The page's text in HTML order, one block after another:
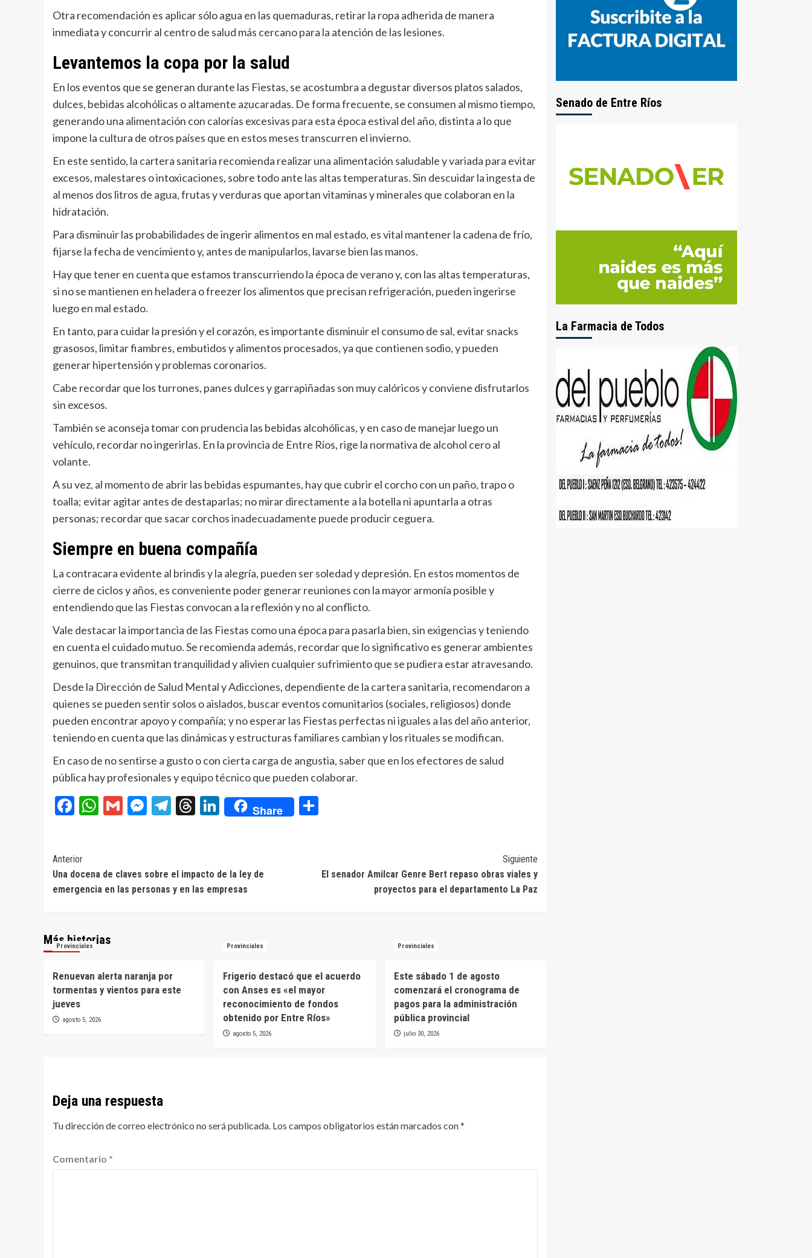
Otra recomendación es aplicar sólo agua en las quemaduras, retirar la ropa adherida de manera
inmediata y concurrir al centro de salud más cercano para la atención de las lesiones.
Levantemos la copa por la salud
En los eventos que se generan durante las Fiestas, se acostumbra a degustar diversos platos salados,
dulces, bebidas alcohólicas o altamente azucaradas. De forma frecuente, se consumen al mismo tiempo,
generando una alimentación con calorías excesivas para esta época estival del año, distinta a lo que
impone la cultura de otros países que en estos meses transcurren el invierno.
En este sentido, la cartera sanitaria recomienda realizar una alimentación saludable y variada para evitar
excesos, malestares o intoxicaciones, sobre todo ante las altas temperaturas. Sin descuidar la ingesta de
al menos dos litros de agua, frutas y verduras que aportan vitaminas y minerales que colaboran en la
hidratación.
Para disminuir las probabilidades de ingerir alimentos en mal estado, es vital mantener la cadena de frío,
fijarse la fecha de vencimiento y, antes de manipularlos, lavarse bien las manos.
Hay que tener en cuenta que estamos transcurriendo la época de verano y, con las altas temperaturas,
si no se mantienen en heladera o freezer los alimentos que precisan refrigeración, pueden ingerirse
luego en mal estado.
En tanto, para cuidar la presión y el corazón, es importante disminuir el consumo de sal, evitar snacks
grasosos, limitar fiambres, embutidos y alimentos procesados, ya que contienen sodio, y pueden
generar hipertensión y problemas coronarios.
Cabe recordar que los turrones, panes dulces y garrapiñadas son muy calóricos y conviene disfrutarlos
sin excesos.
También se aconseja tomar con prudencia las bebidas alcohólicas, y en caso de manejar luego un
vehículo, recordar no ingerirlas. En la provincia de Entre Ríos, rige la normativa de alcohol cero al
volante.
A su vez, al momento de abrir las bebidas espumantes, hay que cubrir el corcho con un paño, trapo o
toalla; evitar agitar antes de destaparlas; no mirar directamente a la botella ni apuntarla a otras
personas; recordar que sacar corchos inadecuadamente puede producir ceguera.
Siempre en buena compañía
La contracara evidente al brindis y la alegría, pueden ser soledad y depresión. En estos momentos de
cierre de ciclos y años, es conveniente poder generar reuniones con la mayor armonía posible y
entendiendo que las Fiestas convocan a la reflexión y no al conflicto.
Vale destacar la importancia de las Fiestas como una época para pasarla bien, sin exigencias y teniendo
en cuenta el cuidado mutuo. Se recomienda además, recordar que lo significativo es generar ambientes
genuinos, que transmitan tranquilidad y alivien cualquier sufrimiento que se pudiera estar atravesando.
Desde la Dirección de Salud Mental y Adicciones, dependiente de la cartera sanitaria, recomendaron a
quienes se pueden sentir solos o aislados, buscar eventos comunitarios (sociales, religiosos) donde
pueden encontrar apoyo y compañía; y no esperar las Fiestas perfectas ni iguales a las del año anterior,
teniendo en cuenta que las dinámicas y estructuras familiares cambian y los rituales se modifican.
En caso de no sentirse a gusto o con cierta carga de angustia, saber que en los efectores de salud
pública hay profesionales y equipo técnico que pueden colaborar.
Facebook
WhatsApp
GmailMessenger
Telegram
Threads
LinkedIn
Share
Navegación
de
entradas
Anterior
Una docena de claves sobre el impacto de la ley de
emergencia en las personas y en las empresas
Siguiente
El senador Amilcar Genre Bert repaso obras viales y
proyectos para el departamento La Paz
Más historias
Provinciales
Renuevan alerta naranja por
tormentas y vientos para este
jueves
agosto 5, 2026
Provinciales
Frigerio destacó que el acuerdo
con Anses es «el mayor
reconocimiento de fondos
obtenido por Entre Ríos»
agosto 5, 2026
Provinciales
Este sábado 1 de agosto
comenzará el cronograma de
pagos para la administración
pública provincial
julio 30, 2026
Deja una respuesta
Tu dirección de correo electrónico no será publicada. Los campos obligatorios están marcados con*
Comentario *
Senado de Entre Ríos
La Farmacia de Todos